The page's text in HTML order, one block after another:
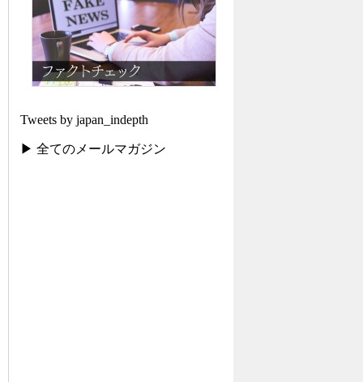
Tweets by japan_indepth
▶ 全てのメールマガジン